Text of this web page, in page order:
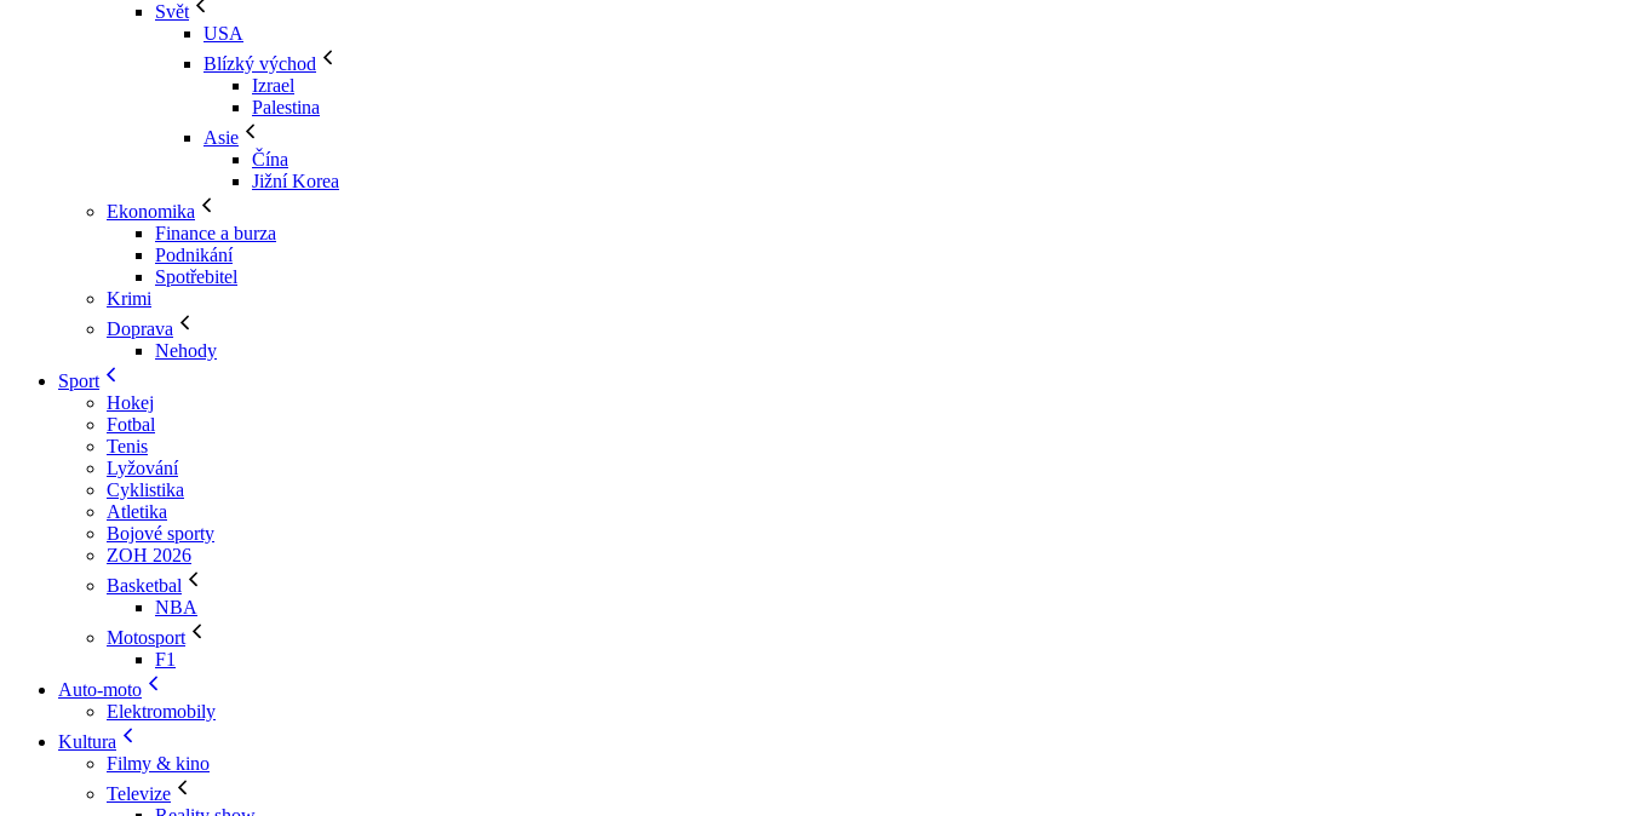
Svět
USA
Blízký východ
Izrael
Palestina
Asie
Čína
Jižní Korea
Ekonomika
Finance a burza
Podnikání
Spotřebitel
Krimi
Doprava
Nehody
Sport
Hokej
Fotbal
Tenis
Lyžování
Cyklistika
Atletika
Bojové sporty
ZOH 2026
Basketbal
NBA
Motosport
F1
Auto-moto
Elektromobily
Kultura
Filmy & kino
Televize